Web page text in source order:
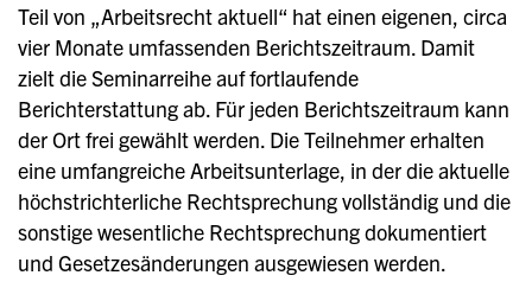
Teil von „Arbeitsrecht aktuell“ hat einen eigenen, circa
vier Monate umfassenden Berichtszeitraum. Damit
zielt die Seminarreihe auf fortlaufende
Berichterstattung ab. Für jeden Berichtszeitraum kann
der Ort frei gewählt werden. Die Teilnehmer erhalten
eine umfangreiche Arbeitsunterlage, in der die aktuelle
höchstrichterliche Rechtsprechung vollständig und die
sonstige wesentliche Rechtsprechung dokumentiert
und Gesetzesänderungen ausgewiesen werden.